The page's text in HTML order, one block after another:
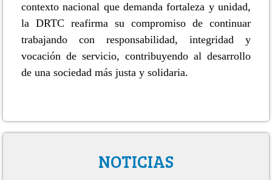
contexto nacional que demanda fortaleza y unidad,
la DRTC reafirma su compromiso de continuar
trabajando con responsabilidad, integridad y
vocación de servicio, contribuyendo al desarrollo
de una sociedad más justa y solidaria.
NOTICIAS